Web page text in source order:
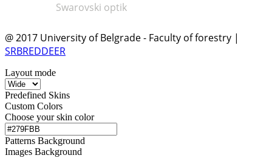
Swarovski optik
@ 2017 University of Belgrade - Faculty of forestry |
SRBREDDEER
Layout mode
Predefined Skins
Custom Colors
Choose your skin color
Patterns Background
Images Background